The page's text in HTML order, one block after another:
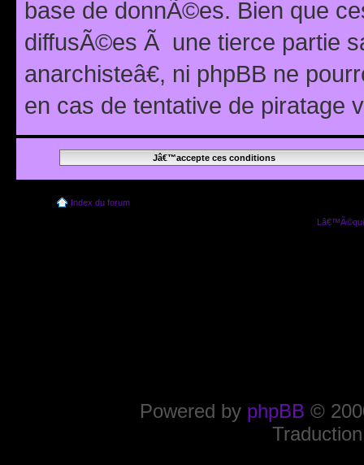
base de donnÃ©es. Bien que
diffusÃ©es Ã une tierce partie
anarchisteâ€, ni phpBB ne
en cas de tentative de piratage
Index du forum
Powered by phpBB ©